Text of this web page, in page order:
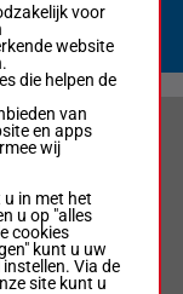
voor
website
die helpen de
van
en apps
wij
u in met het
u op "alles
cookies
kunt u uw
Via de
site kunt u